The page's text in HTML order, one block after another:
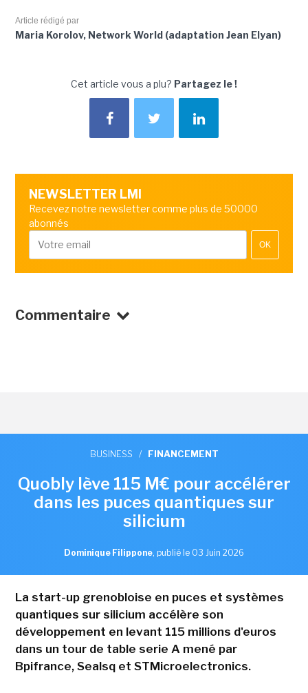
Article rédigé par
Maria Korolov, Network World (adaptation Jean Elyan)
Cet article vous a plu? Partagez le !
NEWSLETTER LMI
Recevez notre newsletter comme plus de 50000
abonnés
OK
Commentaire
BUSINESS / FINANCEMENT
Quobly lève 115 M€ pour accélérer
dans les puces quantiques sur
silicium
Dominique Filippone, publié le 03 Juin 2026
La start-up grenobloise en puces et systèmes
quantiques sur silicium accélère son
développement en levant 115 millions d'euros
dans un tour de table serie A mené par
Bpifrance, Sealsq et STMicroelectronics.